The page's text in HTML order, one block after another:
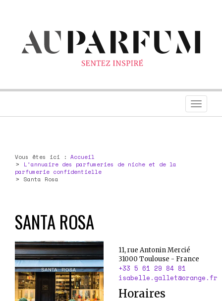
Vous êtes ici : Accueil
L’annuaire des parfumeries de niche et de la
parfumerie confidentielle
Santa Rosa
SANTA ROSA
11, rue Antonin Mercié
31000 Toulouse - France
+33 5 61 29 84 81
isabelle.gallet@orange.fr
Horaires